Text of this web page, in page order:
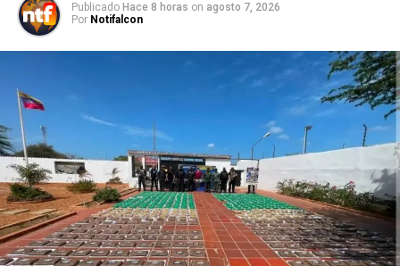
Publicado Hace 8 horas on agosto 7, 2026
Por Notifalcon